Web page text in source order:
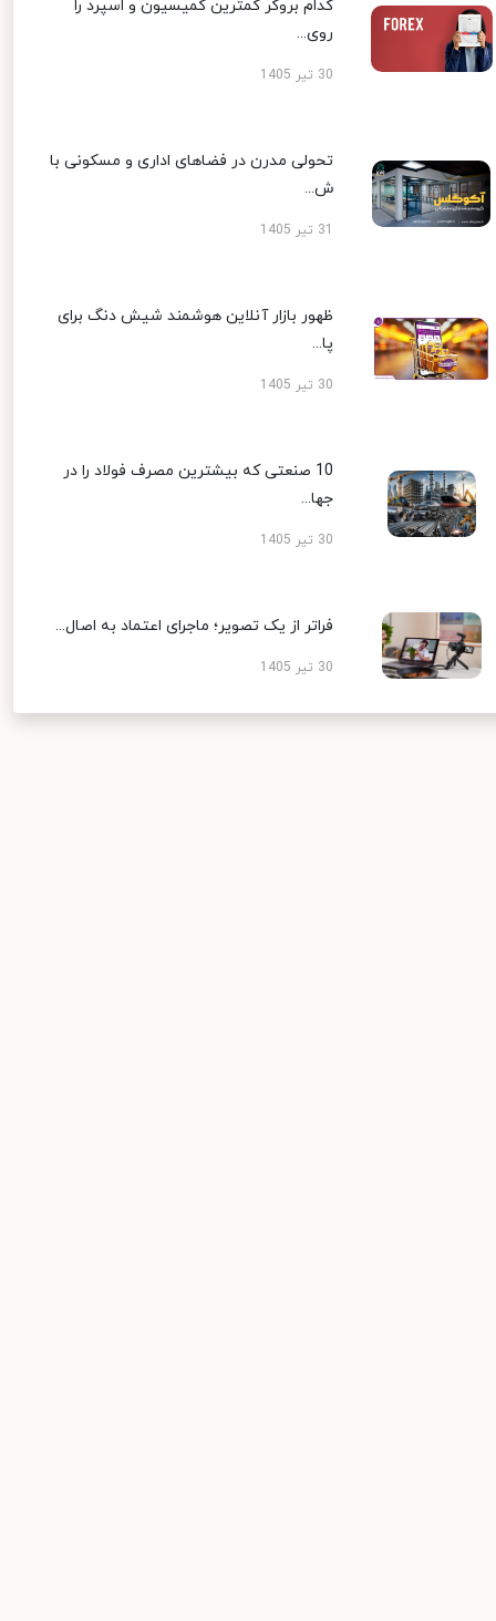
کدام بروکر کمترین کمیسیون و اسپرد را
روی...
30 تیر 1405
تحولی مدرن در فضاهای اداری و مسکونی با
ش...
ظهور بازار آنلاین هوشمند شیش دنگ برای
پا...
30 تیر 1405
10 صنعتی که بیشترین مصرف فولاد را در
جها...
30 تیر 1405
فراتر از یک تصویر؛ ماجرای اعتماد به اصال...
30 تیر 1405